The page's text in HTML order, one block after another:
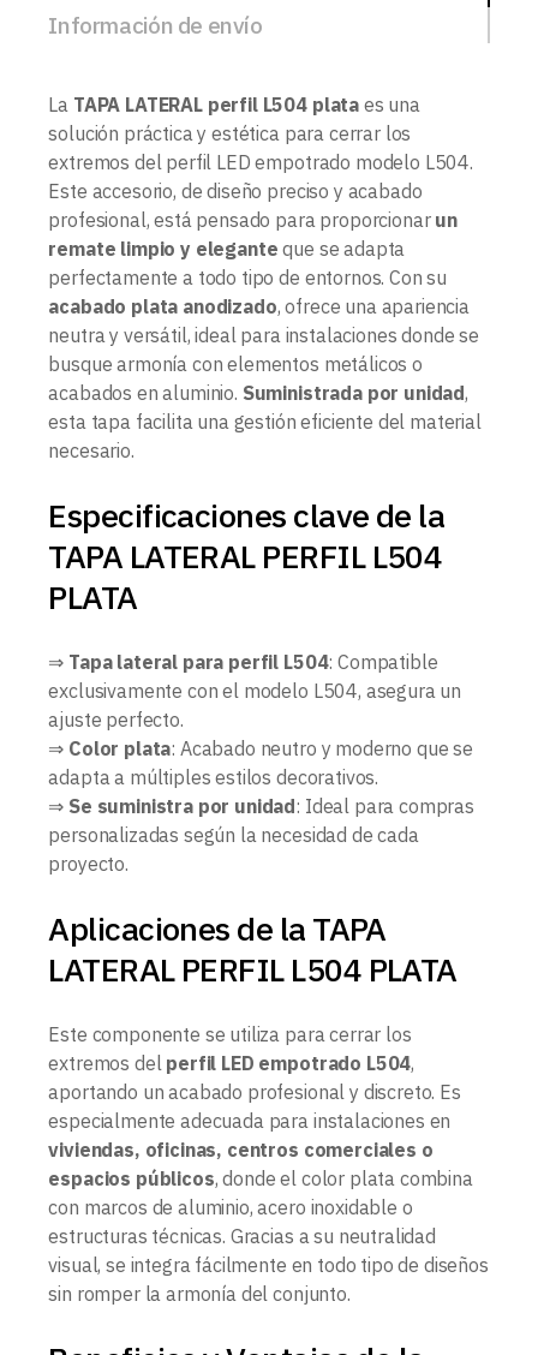
Información de envío
La TAPA LATERAL perfil L504 plata es una
solución práctica y estética para cerrar los
extremos del perfil LED empotrado modelo L504.
Este accesorio, de diseño preciso y acabado
profesional, está pensado para proporcionar un
remate limpio y elegante que se adapta
perfectamente a todo tipo de entornos. Con su
acabado plata anodizado, ofrece una apariencia
neutra y versátil, ideal para instalaciones donde se
busque armonía con elementos metálicos o
acabados en aluminio. Suministrada por unidad,
esta tapa facilita una gestión eficiente del material
necesario.
Especificaciones clave de la
TAPA LATERAL PERFIL L504
PLATA
⇒ Tapa lateral para perfil L504: Compatible
exclusivamente con el modelo L504, asegura un
ajuste perfecto.
⇒ Color plata: Acabado neutro y moderno que se
adapta a múltiples estilos decorativos.
⇒ Se suministra por unidad: Ideal para compras
personalizadas según la necesidad de cada
proyecto.
Aplicaciones de la TAPA
LATERAL PERFIL L504 PLATA
Este componente se utiliza para cerrar los
extremos del perfil LED empotrado L504,
aportando un acabado profesional y discreto. Es
especialmente adecuada para instalaciones en
viviendas, oficinas, centros comerciales o
espacios públicos, donde el color plata combina
con marcos de aluminio, acero inoxidable o
estructuras técnicas. Gracias a su neutralidad
visual, se integra fácilmente en todo tipo de diseños
sin romper la armonía del conjunto.